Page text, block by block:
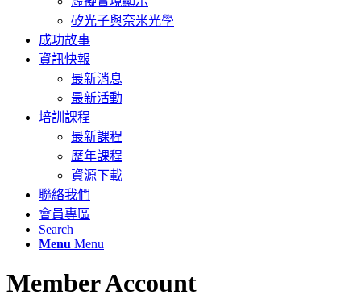
矽光子與奈米光學
成功故事
資訊快報
最新消息
最新活動
培訓課程
最新課程
歷年課程
資源下載
聯絡我們
會員專區
Search
Menu Menu
Member Account